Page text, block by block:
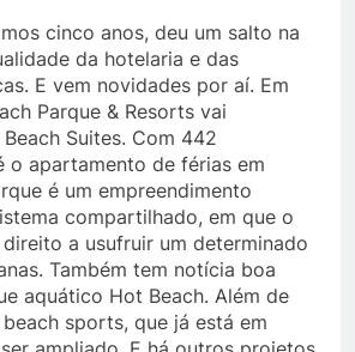
cinco anos, deu um salto na
da hotelaria e das
E vem novidades por aí. Em
Parque & Resorts vai
Suites. Com 442
o apartamento de férias em
é um empreendimento
compartilhado, em que o
a usufruir um determinado
Também tem notícia boa
aquático Hot Beach. Além de
sports, que já está em